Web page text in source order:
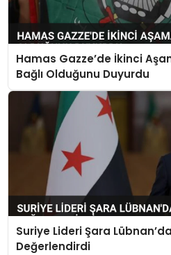
Hamas Gazze’de İkinci
Bağlı Olduğunu Duyurdu
Suriye Lideri Şara
Değerlendirdi